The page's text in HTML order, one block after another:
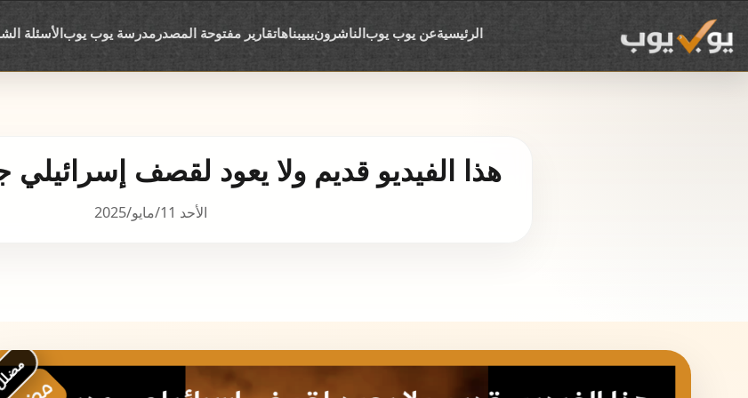
الرئيسيةعن يوب يوبالناشرونيبيبناهاتقارير مفتوحة المصدرمدرسة يوب يوبالأسئلة
هذا الفيديو قديم ولا يعود لقصف إسرائيلي